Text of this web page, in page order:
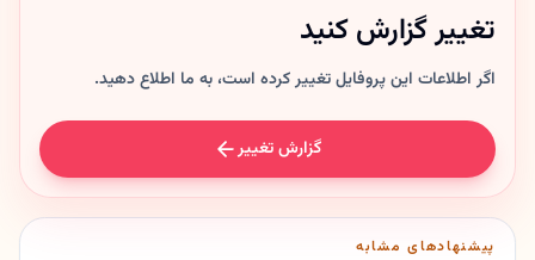
تغییر گزارش کنید
اگر اطلاعات این پروفایل تغییر کرده است، به ما اطلاع دهید.
گزارش تغییر
پیشنهادهای مشابه